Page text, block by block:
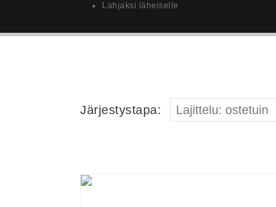
Lahjaksi läheiselle
Järjestystapa: